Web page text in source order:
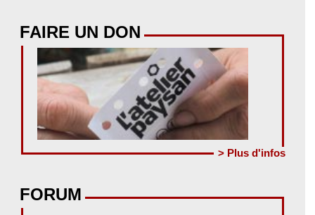
FAIRE UN DON
> Plus d'infos
FORUM